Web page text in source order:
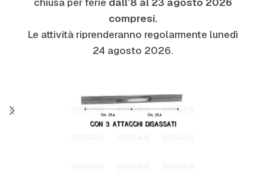
compresi.
Le attività riprenderanno regolarmente lunedì
24 agosto 2026.